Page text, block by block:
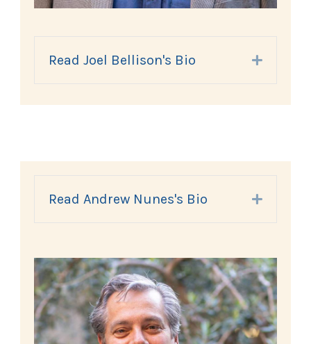
Read Joel Bellison's Bio Expand
Read Andrew Nunes's Bio Expand